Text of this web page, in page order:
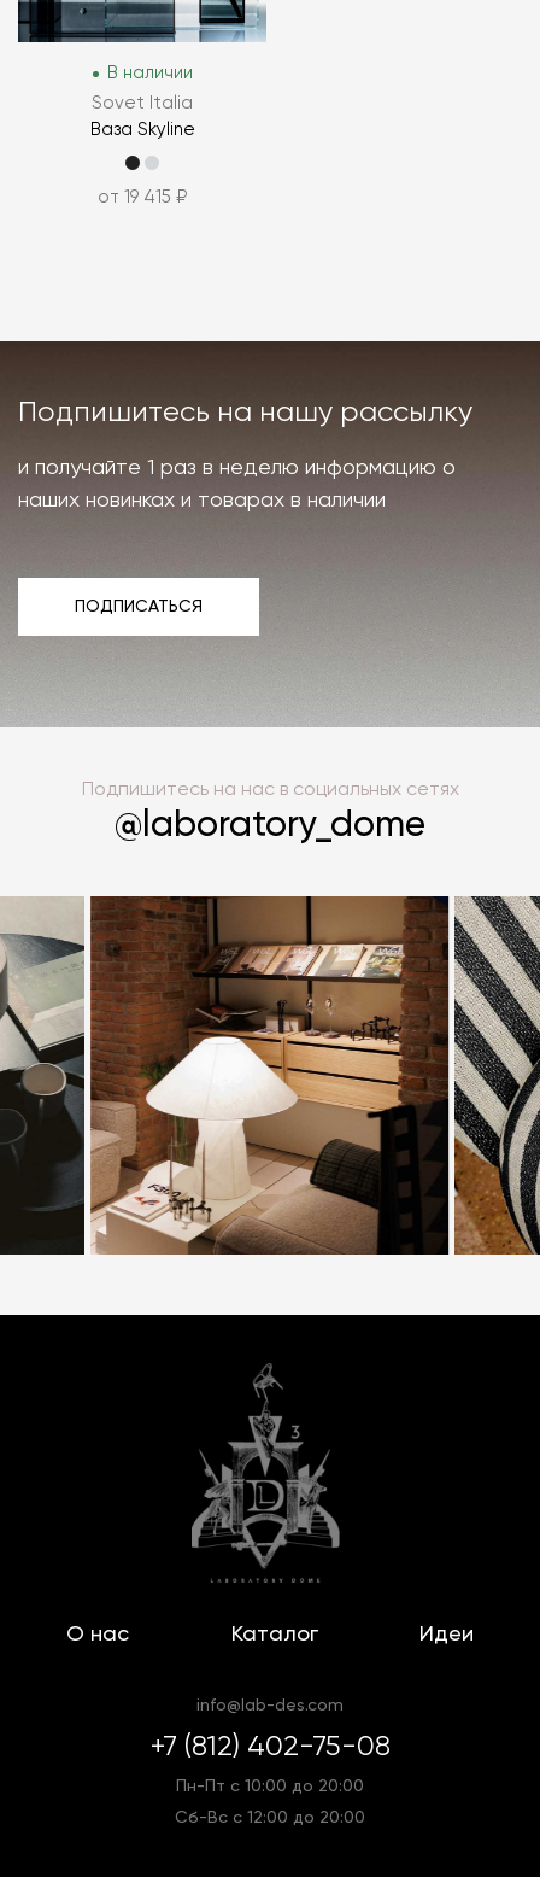
В наличии
Sovet Italia
Ваза Skyline
от 19 415 ₽
Подпишитесь на нашу рассылку
и получайте 1 раз в неделю информацию о
наших новинках и товарах в наличии
ПОДПИСАТЬСЯ
Подпишитесь на нас в социальных сетях
@laboratory_dome
О нас Каталог Идеи
info@lab-des.com
+7 (812) 402-75-08
Пн-Пт с 10:00 до 20:00
Сб-Вс с 12:00 до 20:00